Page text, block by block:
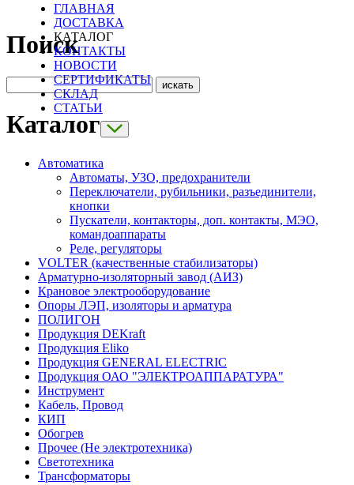
ГЛАВНАЯ
ДОСТАВКА
КАТАЛОГ
КОНТАКТЫ
НОВОСТИ
СЕРТИФИКАТЫ
СКЛАД
СТАТЬИ
Поиск
Каталог
Автоматика
Автоматы, УЗО, предохранители
Переключатели, рубильники, разъединители,
кнопки
Пускатели, контакторы, доп. контакты, МЭО,
командоаппараты
Реле, регуляторы
VOLTER (качественные стабилизаторы)
Арматурно-изоляторный завод (АИЗ)
Крановое электрооборудование
Опоры ЛЭП, изоляторы и арматура
ПОЛИГОН
Продукция DEKraft
Продукция Eliko
Продукция GENERAL ELECTRIC
Продукция ОАО "ЭЛЕКТРОАППАРАТУРА"
Инструмент
Кабель, Провод
КИП
Обогрев
Прочее (Не электротехника)
Светотехника
Трансформаторы